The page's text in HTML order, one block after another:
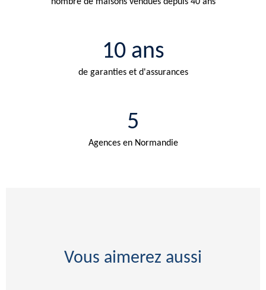
10 ans
de garanties et d'assurances
5
Agences en Normandie
Vous aimerez aussi